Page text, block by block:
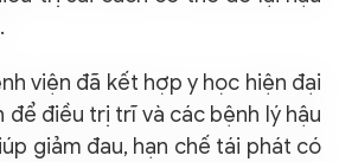
viện đã kết hợp y học hiện đại
để điều trị trĩ và các bệnh lý hậu
giảm đau, hạn chế tái phát có